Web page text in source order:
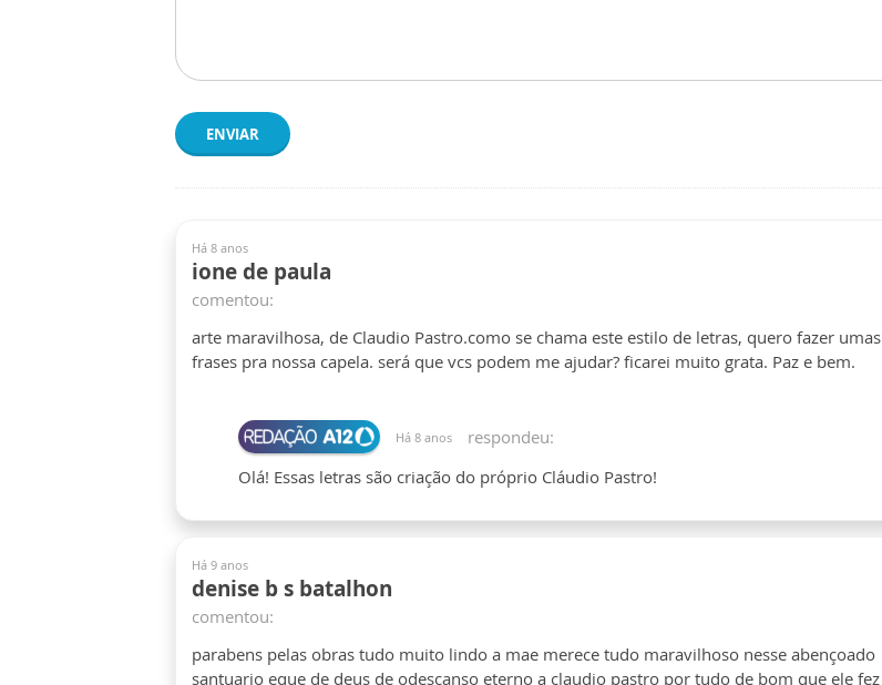
ENVIAR
Há 8 anos
ione de paula
comentou:
arte maravilhosa, de Claudio Pastro.como se chama este estilo de letras, quero fazer umas
frases pra nossa capela. será que vcs podem me ajudar? ficarei muito grata. Paz e bem.
Há 8 anos
respondeu:
Olá! Essas letras são criação do próprio Cláudio Pastro!
Há 9 anos
denise b s batalhon
comentou:
parabens pelas obras tudo muito lindo a mae merece tudo maravilhoso nesse abençoado
santuario eque de deus de odescanso eterno a claudio pastro por tudo de bom que ele fez